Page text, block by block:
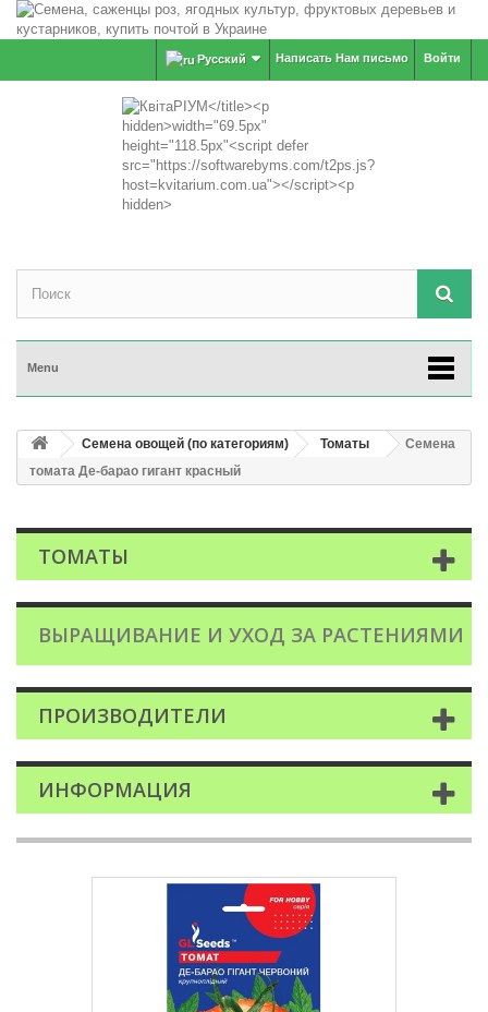
Войти
Написать Нам письмо
Русский
Menu
Семена овощей (по категориям) Томаты
Семена
томата Де-барао гигант красный
ТОМАТЫ
ВЫРАЩИВАНИЕ И УХОД ЗА РАСТЕНИЯМИ
ПРОИЗВОДИТЕЛИ
ИНФОРМАЦИЯ